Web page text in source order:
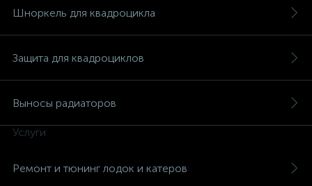
Шноркель для квадроцикла
Защита для квадроциклов
Выносы радиаторов
Услуги
Ремонт и тюнинг лодок и катеров